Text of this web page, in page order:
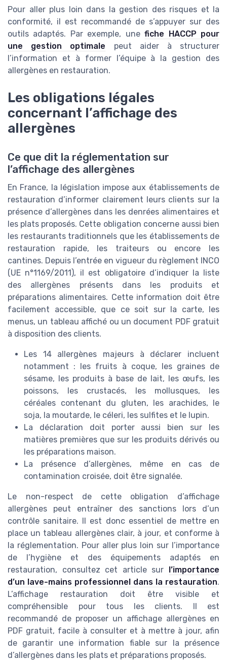
Pour aller plus loin dans la gestion des risques et la
conformité, il est recommandé de s’appuyer sur des
outils adaptés. Par exemple, unefiche HACCP pour
une gestion optimale peut aider à structurer
l’information et à former l’équipe à la gestion des
allergènes en restauration.
Les obligations légales
concernant l’affichage des
allergènes
Ce que dit la réglementation sur
l’affichage des allergènes
En France, la législation impose aux établissements de
restauration d’informer clairement leurs clients sur la
présence d’allergènes dans les denrées alimentaires et
les plats proposés. Cette obligation concerne aussi bien
les restaurants traditionnels que les établissements de
restauration rapide, les traiteurs ou encore les
cantines. Depuis l’entrée en vigueur du règlement INCO
(UE n°1169/2011), il est obligatoire d’indiquer la liste
des allergènes présents dans les produits et
préparations alimentaires. Cette information doit être
facilement accessible, que ce soit sur la carte, les
menus, un tableau affiché ou un document PDF gratuit
à disposition des clients.
Les 14 allergènes majeurs à déclarer incluent
notamment : les fruits à coque, les graines de
sésame, les produits à base de lait, les œufs, les
poissons, les crustacés, les mollusques, les
céréales contenant du gluten, les arachides, le
soja, la moutarde, le céleri, les sulfites et le lupin.
La déclaration doit porter aussi bien sur les
matières premières que sur les produits dérivés ou
les préparations maison.
La présence d’allergènes, même en cas de
contamination croisée, doit être signalée.
Le non-respect de cette obligation d’affichage
allergènes peut entraîner des sanctions lors d’un
contrôle sanitaire. Il est donc essentiel de mettre en
place un tableau allergènes clair, à jour, et conforme à
la réglementation. Pour aller plus loin sur l’importance
de l’hygiène et des équipements adaptés en
restauration, consultez cet article sur l’importance
d’un lave-mains professionnel dans la restauration.
L’affichage restauration doit être visible et
compréhensible pour tous les clients. Il est
recommandé de proposer un affichage allergènes en
PDF gratuit, facile à consulter et à mettre à jour, afin
de garantir une information fiable sur la présence
d’allergènes dans les plats et préparations proposés.